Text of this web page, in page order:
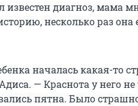
известен диагноз, мама
несколько раз она
началась какая-то
— Краснота у него не
пятна. Было